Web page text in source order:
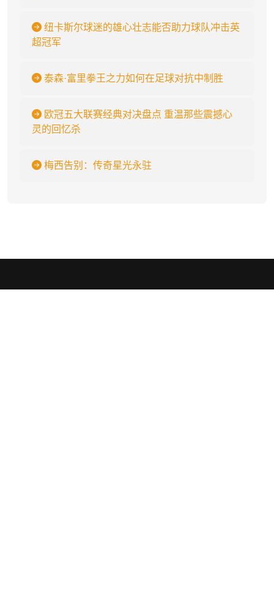
纽卡斯尔球迷的雄心壮志能否助力球队冲击英
超冠军
泰森·富里拳王之力如何在足球对抗中制胜
欧冠五大联赛经典对决盘点 重温那些震撼心
灵的回忆杀
梅西告别：传奇星光永驻